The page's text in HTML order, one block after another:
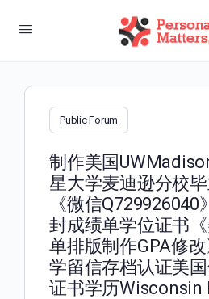
Public Forum
制作美国
星大学麦迪逊分校
《微信Q729926040
封成绩单学位证书
单排版制作GPA修
学留信存档认证美
证书学历Wisconsin